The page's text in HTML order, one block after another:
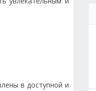
в доступной и